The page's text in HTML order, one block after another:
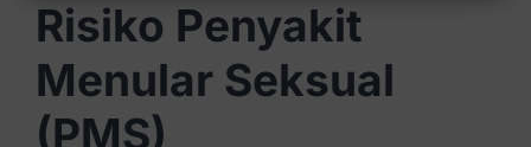
Risiko Penyakit
Menular Seksual
(PMS)